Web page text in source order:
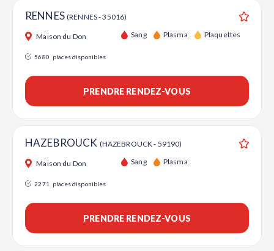
RENNES (RENNES - 35016)
Maison du Don Sang Plasma Plaquettes
5680 places disponibles
PRENDRE RENDEZ-VOUS
HAZEBROUCK (HAZEBROUCK - 59190)
Maison du Don Sang Plasma
2271 places disponibles
PRENDRE RENDEZ-VOUS